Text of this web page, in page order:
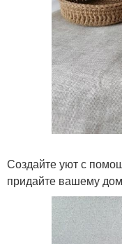
Создайте уют с
придайте вашему